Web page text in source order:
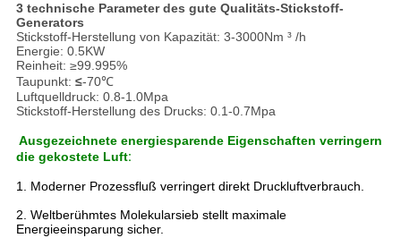
3 technische Parameter des gute Qualitäts-Stickstoff-
Generators
Stickstoff-Herstellung von Kapazität: 3-3000Nm ³ /h
Energie: 0.5KW
Reinheit: ≥99.995%
Taupunkt: ≤-70℃
Luftquelldruck: 0.8-1.0Mpa
Stickstoff-Herstellung des Drucks: 0.1-0.7Mpa
Ausgezeichnete energiesparende Eigenschaften verringern
die gekostete Luft:
1. Moderner Prozessfluß verringert direkt Druckluftverbrauch.
2. Weltberühmtes Molekularsieb stellt maximale
Energieeinsparung sicher.